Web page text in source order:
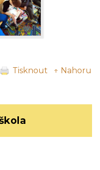
Tisknout ↑ Nahoru